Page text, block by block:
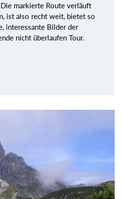
markierte Route verläuft
ist also recht weit, bietet so
interessante Bilder der
nicht überlaufen Tour.